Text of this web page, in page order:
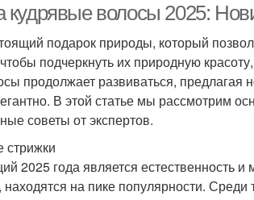
волосы 2025:
подарок природы, который
подчеркнуть их природную
продолжает развиваться, предлагая
В этой статье мы рассмотрим
советы от экспертов.
стрижки
2025 года является естественность
находятся на пике популярности.